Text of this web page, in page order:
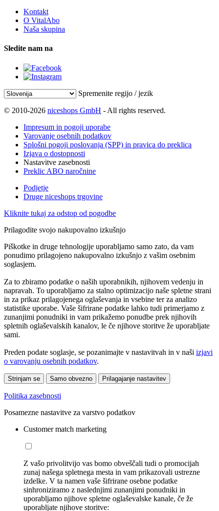
Kontakt
O VitalAbo
Naša skupina
Sledite nam na
Spremenite regijo / jezik
© 2010-2026 niceshops GmbH - All rights reserved.
Impresum in pogoji uporabe
Varovanje osebnih podatkov
Splošni pogoji poslovanja (SPP) in pravica do preklica
Izjava o dostopnosti
Nastavitve zasebnosti
Preklic ABO naročnine
Podjetje
Druge niceshops trgovine
Kliknite tukaj za odstop od pogodbe
Prilagodite svojo nakupovalno izkušnjo
Piškotke in druge tehnologije uporabljamo samo zato, da vam
ponudimo prilagojeno nakupovalno izkušnjo z vašim osebnim
soglasjem.
Za to zbiramo podatke o naših uporabnikih, njihovem vedenju in
napravah. To uporabljamo za stalno optimizacijo naše spletne strani
in za prikaz prilagojenega oglaševanja in vsebine ter za analizo
statistike uporabe. Vaše šifrirane podatke lahko tudi primerjamo z
zunanjimi ponudniki in vam prikažemo ponudbe prek njihovih
spletnih oglaševalskih kanalov, le če njihove storitve že uporabljate
sami.
Preden podate soglasje, se pozanimajte v nastavitvah in v naši izjavi
o varovanju osebnih podatkov.
Strinjam se Samo obvezno Prilagajanje nastavitev
Politika zasebnosti
Posamezne nastavitve za varstvo podatkov
Customer match marketing
Z vašo privolitvijo vas bomo obveščali tudi o promocijah
zunaj našega spletnega mesta in vam prikazovali ustrezne
izdelke. V ta namen vaše šifrirane osebne podatke
sinhroniziramo z naslednjimi zunanjimi ponudniki in
uporabljamo njihove spletne oglaševalske kanale, če že
uporabljate njihove storitve: